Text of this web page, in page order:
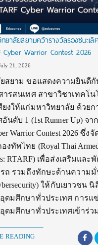
ยาลัยสยามคว้ารางวัลรองชนะเ
Cyber Warrior Contest 2026
21, 2026
สยาม ขอแสดงความยินดี
ารสนเทศ สาขาวิชาเทคโน
ยงให้แก่มหาวิทยาลัย ด้วยก
นดับ 1 (1st Runner Up) จ
Warrior Contest 2026 ซึ่ง
ทัพไทย (Royal Thai
RTARF) เพื่อส่งเสริมแล
ถ รวมถึงทักษะด้านความ
ให้กับเยาวชน
ดมศึกษาทั่วประเทศ การ
ดมศึกษาทั่วประเทศเข้าร่
READING